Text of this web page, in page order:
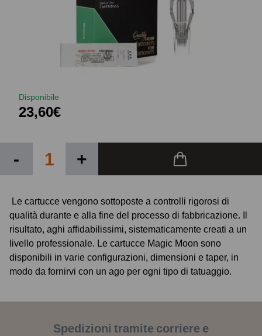
Disponibile
23,60€
- +
Le cartucce vengono sottoposte a controlli rigorosi di
qualità durante e alla fine del processo di fabbricazione. Il
risultato, aghi affidabilissimi, sistematicamente creati a un
livello professionale. Le cartucce Magic Moon sono
disponibili in varie configurazioni, dimensioni e taper, in
modo da fornirvi con un ago per ogni tipo di tatuaggio.
Spedizioni tramite corriere e